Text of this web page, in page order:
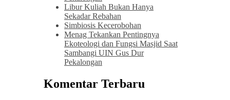
Libur Kuliah Bukan Hanya
Sekadar Rebahan
Simbiosis Kecerobohan
Menag Tekankan Pentingnya
Ekoteologi dan Fungsi Masjid Saat
Sambangi UIN Gus Dur
Pekalongan
Komentar Terbaru